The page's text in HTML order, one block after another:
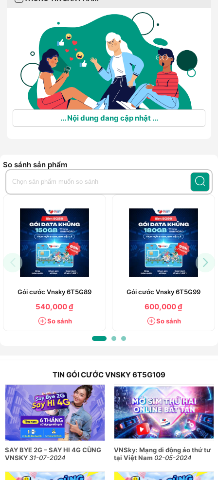
... Nội dung đang cập nhật ...
So sánh sản phẩm
Gói cước Vnsky 6T5G89
540,000 ₫
So sánh
Gói cước Vnsky 6T5G99
600,000 ₫
So sánh
TIN GÓI CƯỚC VNSKY 6T5G109
SAY BYE 2G – SAY HI 4G CÙNG
VNSKY31-07-2024
VNSky: Mạng di động ảo thứ tư
tại Việt Nam 02-05-2024